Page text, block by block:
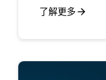
了解更多